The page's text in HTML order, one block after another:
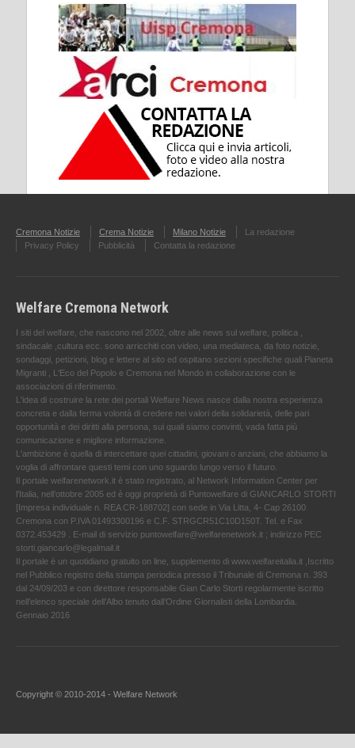
Cremona Notizie Crema Notizie Milano Notizie
La redazione
Privacy Policy
Pubblicità Contatta la redazione
Welfare Cremona Network
I siti del welfare, che nascono nel 2002, oltre alle news sul welfare, politica ,
sindacale ,cultura ecc. sono arricchiti con video, una mediateca, da foto notizie,
sondaggi, petizioni, blog e lettere al sito ed ospitano sezioni specifiche quali Pianeta
Migranti , L'Eco del Popolo e Cremona nel Mondo in collaborazione con le
associazioni di riferimento.
L'idea di costruire la rete dei portali Welfare News nasce dalla nostra esperienza
concreta e dalla ferma volontà di credere nei valori della solidarietà, delle pari
opportunità e dei diritti alla persona, sui quali siamo convinti, vada fatta più
comunicazione e migliore informazione.
L'ambizione è quella di intercettare quei cittadini, giovani o anziani, che abbiamo la
voglia di affrontare questi temi con uno sguardo lungo verso il futuro.
Il portale welfarenetwork.it è stato registrato, al Network Information Center per
l'Italia, nell’ottobre 2005 ed è oggi proprietà di Puntowelfare di GIANCARLO STORTI
[Impresa individuale n. REA CR-188702] con sede in Via Litta, 4- Cap 26100
Cremona con P.IVA 01493300196 e C.F. STRGCR51C10D150T. Tel. e Fax
0372.453429 . E-mail di servizio puntowelfare@welfarenetwork.it ; indirizzo PEC
storti.giancarlo@legalmail.it
Il portale è un quotidiano gratuito on line, supplemento di www.welfareitalia.it ,Iscritto
nel Pubblico registro della stampa periodica presso il Tribunale di Cremona n. 393
dal 24/09/203 e con direttore responsabile Gian Carlo Storti regolarmente iscritto
nell’elenco speciale dell’Albo tenuto dall’Ordine Giornalisti della Lombardia.
Gennaio 2016
Copyright © 2010-2014 - Welfare Network